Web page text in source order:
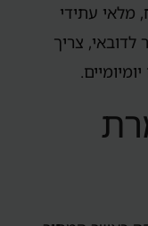
מלאי עתידי
צריך